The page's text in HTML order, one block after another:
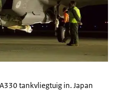
tankvliegtuig in. Japan